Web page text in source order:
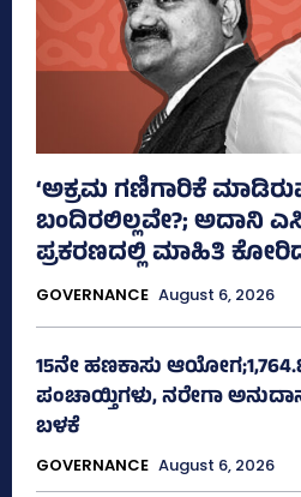
‘ಅಕ್ರಮ ಗಣಿಗಾರಿಕೆ
ಬಂದಿರಲಿಲ್ಲವೇ?; ಅದಾನಿ
ಪ್ರಕರಣದಲ್ಲಿ ಮಾಹಿತಿ
GOVERNANCE August 6, 2026
15ನೇ ಹಣಕಾಸು
ಪಂಚಾಯ್ತಿಗಳು, ನರೇಗಾ
ಬಳಕೆ
GOVERNANCE August 6, 2026